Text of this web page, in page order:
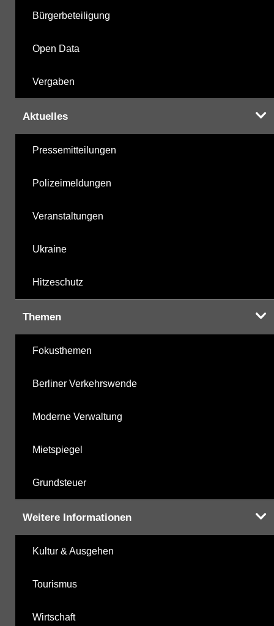
Bürgerbeteiligung
Open Data
Vergaben
Aktuelles
Pressemitteilungen
Polizeimeldungen
Veranstaltungen
Ukraine
Hitzeschutz
Themen
Fokusthemen
Berliner Verkehrswende
Moderne Verwaltung
Mietspiegel
Grundsteuer
Weitere Informationen
Kultur & Ausgehen
Tourismus
Wirtschaft